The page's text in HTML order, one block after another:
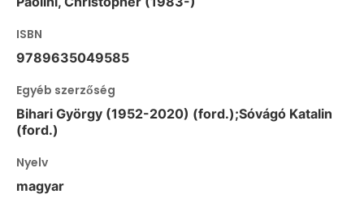
ISBN
9789635049585
Egyéb szerzőség
Bihari György (1952-2020) (ford.);Sóvágó Katalin
(ford.)
Nyelv
magyar